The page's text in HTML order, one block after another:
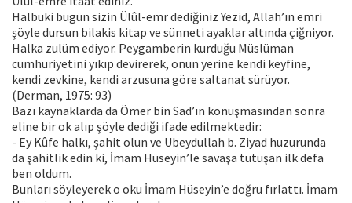
Halbuki bugün sizin Ülûl-emr dediğiniz Yezid, Allah’ın emri
şöyle dursun bilakis kitap ve sünneti ayaklar altında çiğniyor.
Halka zulüm ediyor. Peygamberin kurduğu Müslüman
cumhuriyetini yıkıp devirerek, onun yerine kendi keyfine,
kendi zevkine, kendi arzusuna göre saltanat sürüyor.
(Derman, 1975: 93)
Bazı kaynaklarda da Ömer bin Sad’ın konuşmasından sonra
eline bir ok alıp şöyle dediği ifade edilmektedir:
- Ey Kûfe halkı, şahit olun ve Ubeydullah b. Ziyad huzurunda
da şahitlik edin ki, İmam Hüseyin’le savaşa tutuşan ilk defa
ben oldum.
Bunları söyleyerek o oku İmam Hüseyin’e doğru fırlattı. İmam